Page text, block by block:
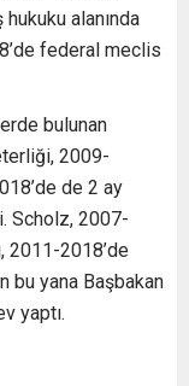
alanında
federal meclis
bulunan
2009-
de 2 ay
Scholz, 2007-
2011-2018’de
bu yana Başbakan
yaptı.